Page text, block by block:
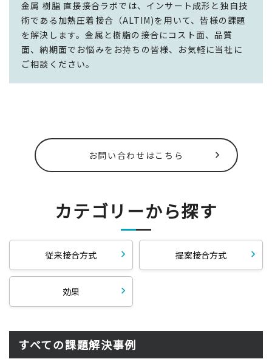
金属 樹脂 直接接合ラボでは、インサート成形と独自技
術である加熱圧着接合（ALTIM)を用いて、皆様の課題
を解決します。金属と樹脂の接合にコスト面、品質
面、納期面でお悩みをお持ちの皆様、お気軽に当社に
ご相談ください。
お問い合わせはこちら
カテゴリーから探す
従来接合方式 提案接合方式
効果
すべての課題解決事例